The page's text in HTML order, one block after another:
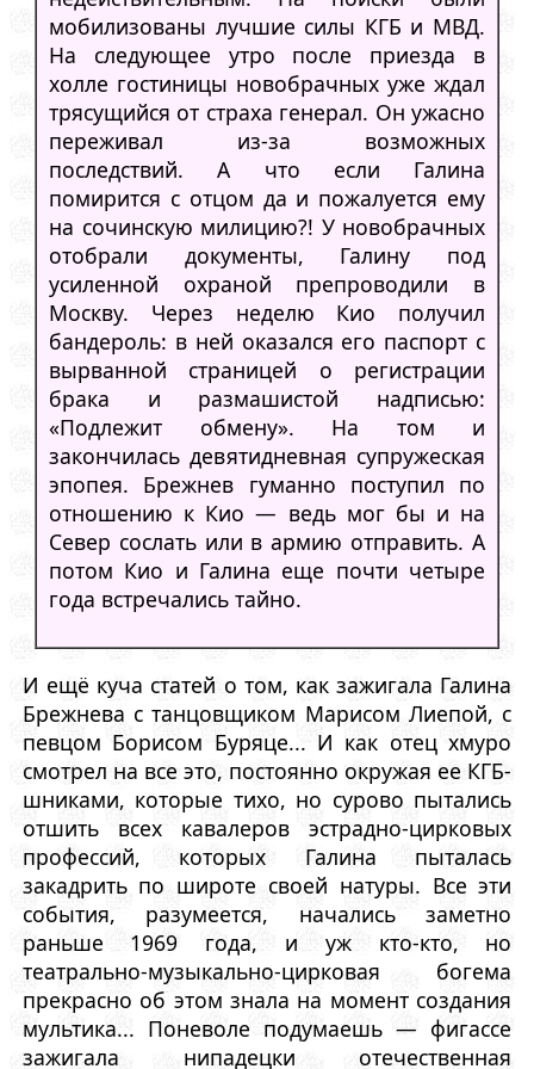
мобилизованы лучшие силы КГБ и МВД.
На следующее утро после приезда в
холле гостиницы новобрачных уже ждал
трясущийся от страха генерал. Он ужасно
переживал из-за возможных
последствий. А что если Галина
помирится с отцом да и пожалуется ему
на сочинскую милицию?! У новобрачных
отобрали документы, Галину под
усиленной охраной препроводили в
Москву. Через неделю Кио получил
бандероль: в ней оказался его паспорт с
вырванной страницей о регистрации
брака и размашистой надписью:
«Подлежит обмену». На том и
закончилась девятидневная супружеская
эпопея. Брежнев гуманно поступил по
отношению к Кио — ведь мог бы и на
Север сослать или в армию отправить. А
потом Кио и Галина еще почти четыре
года встречались тайно.
И ещё куча статей о том, как зажигала Галина
Брежнева с танцовщиком Марисом Лиепой, с
певцом Борисом Буряце... И как отец хмуро
смотрел на все это, постоянно окружая ее КГБ-
шниками, которые тихо, но сурово пытались
отшить всех кавалеров эстрадно-цирковых
профессий, которых Галина пыталась
закадрить по широте своей натуры. Все эти
события, разумеется, начались заметно
раньше 1969 года, и уж кто-кто, но
театрально-музыкально-цирковая богема
прекрасно об этом знала на момент создания
мультика... Поневоле подумаешь — фигассе
зажигала нипадецки отечественная